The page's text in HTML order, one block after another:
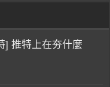
] 推特上在夯什麼